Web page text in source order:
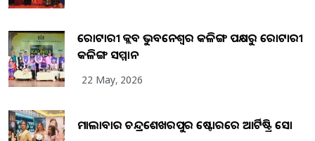
ରୋଟାରୀ କ୍ଲବ ଭୁବନେଶ୍ୱର କଳିଙ୍ଗ ପକ୍ଷରୁ ରୋଟାରୀ
କଳିଙ୍ଗ ସମ୍ମାନ
22 May, 2026
ମାଲାବାର ଚନ୍ଦ୍ରଶେଖରପୁର ଷ୍ଟୋରରେ ଆର୍ଟିଷ୍ଟ୍ରି ସୋ